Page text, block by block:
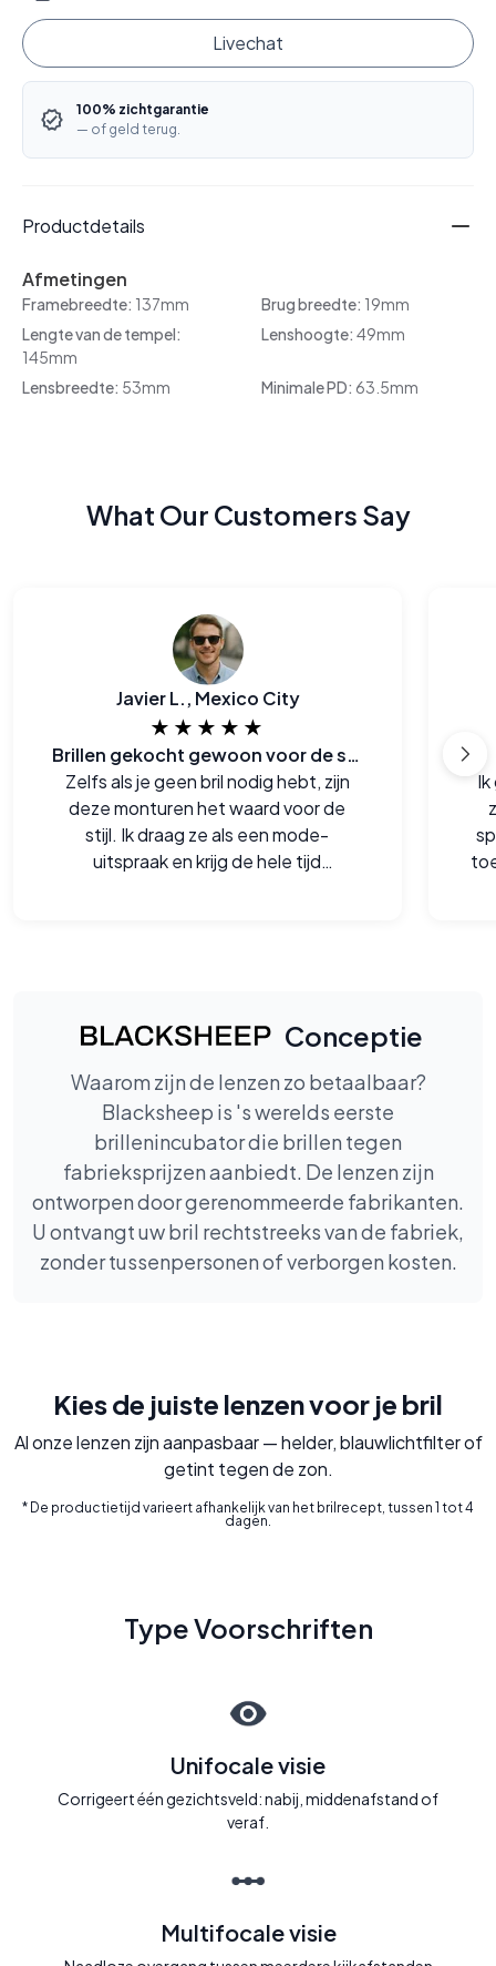
Livechat
100% zichtgarantie
— of geld terug.
Productdetails
Afmetingen
Framebreedte: 137mm Brug breedte: 19mm
Lengte van de tempel:
145mm
Lenshoogte: 49mm
Lensbreedte: 53mm Minimale PD: 63.5mm
What Our Customers Say
Javier L., Mexico City
★★★★★
Brillen gekocht gewoon voor de stijl
Zelfs als je geen bril nodig hebt, zijn
deze monturen het waard voor de
stijl. Ik draag ze als een mode-
uitspraak en krijg de hele tijd
Conceptie
Waarom zijn de lenzen zo betaalbaar?
Blacksheep is 's werelds eerste
brillenincubator die brillen tegen
fabrieksprijzen aanbiedt. De lenzen zijn
ontworpen door gerenommeerde fabrikanten.
U ontvangt uw bril rechtstreeks van de fabriek,
zonder tussenpersonen of verborgen kosten.
Kies de juiste lenzen voor je bril
Al onze lenzen zijn aanpasbaar — helder, blauwlichtfilter of
getint tegen de zon.
* De productietijd varieert afhankelijk van het brilrecept, tussen 1 tot 4
dagen.
Type Voorschriften
Unifocale visie
Corrigeert één gezichtsveld: nabij, middenafstand of
veraf.
Multifocale visie